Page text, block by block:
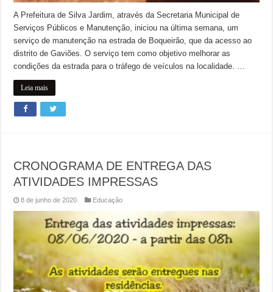
A Prefeitura de Silva Jardim, através da Secretaria Municipal de
Serviços Públicos e Manutenção, iniciou na última semana, um
serviço de manutenção na estrada de Boqueirão, que da acesso ao
distrito de Gaviões. O serviço tem como objetivo melhorar as
condições da estrada para o tráfego de veículos na localidade. …
Leia mais
CRONOGRAMA DE ENTREGA DAS
ATIVIDADES IMPRESSAS
8 de junho de 2020 Educação